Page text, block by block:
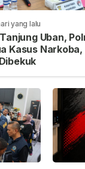
yang lalu
Uban,
Kasus Narkoba,